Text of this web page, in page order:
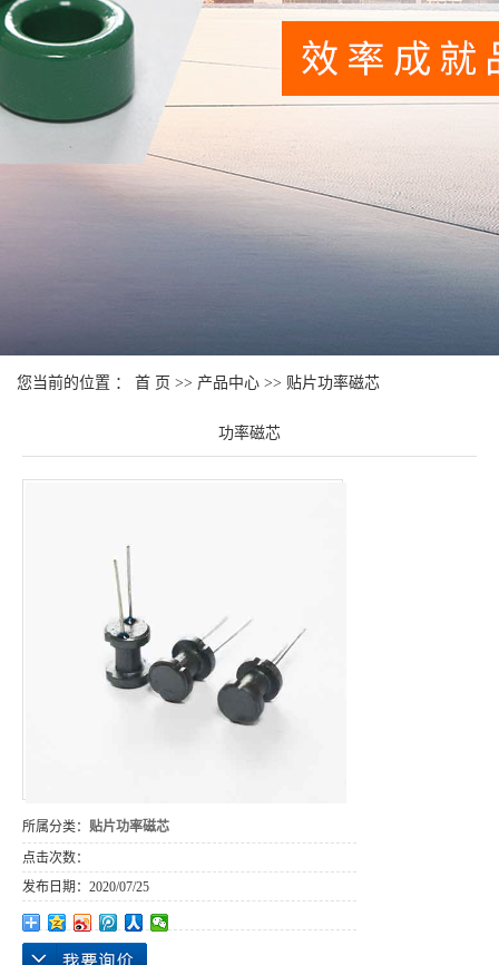
您当前的位置 ： 首 页 >> 产品中心 >> 贴片功率磁芯
功率磁芯
所属分类： 贴片功率磁芯
点击次数：
发布日期： 2020/07/25